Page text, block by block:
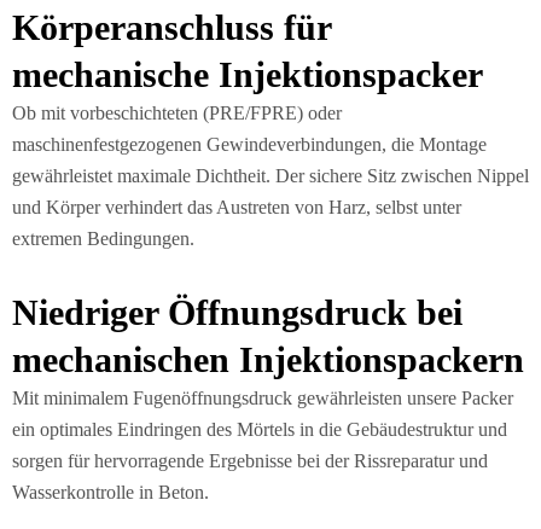
Körperanschluss für
mechanische Injektionspacker
Ob mit vorbeschichteten (PRE/FPRE) oder
maschinenfestgezogenen Gewindeverbindungen, die Montage
gewährleistet maximale Dichtheit. Der sichere Sitz zwischen Nippel
und Körper verhindert das Austreten von Harz, selbst unter
extremen Bedingungen.
Niedriger Öffnungsdruck bei
mechanischen Injektionspackern
Mit minimalem Fugenöffnungsdruck gewährleisten unsere Packer
ein optimales Eindringen des Mörtels in die Gebäudestruktur und
sorgen für hervorragende Ergebnisse bei der Rissreparatur und
Wasserkontrolle in Beton.